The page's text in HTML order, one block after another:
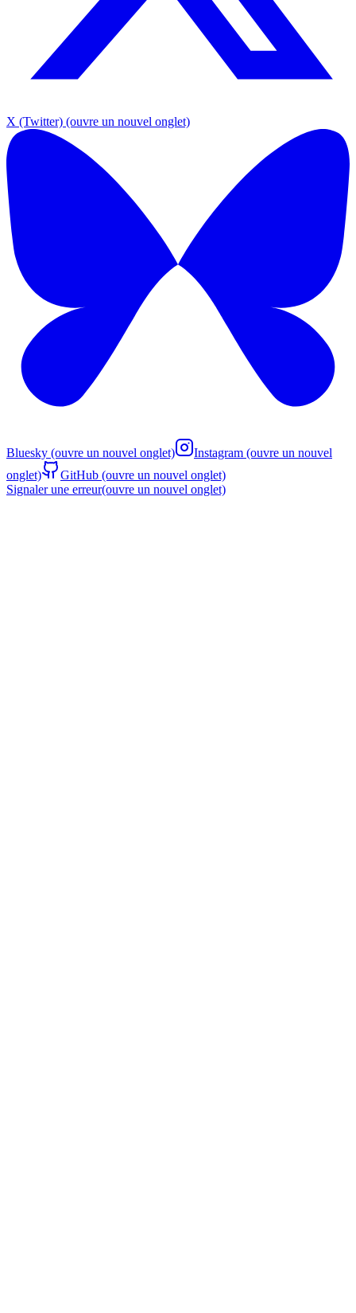
X (Twitter) (ouvre un nouvel onglet)
Bluesky (ouvre un nouvel onglet) Instagram (ouvre un nouvel
onglet)
GitHub (ouvre un nouvel onglet)
Signaler une erreur(ouvre un nouvel onglet)